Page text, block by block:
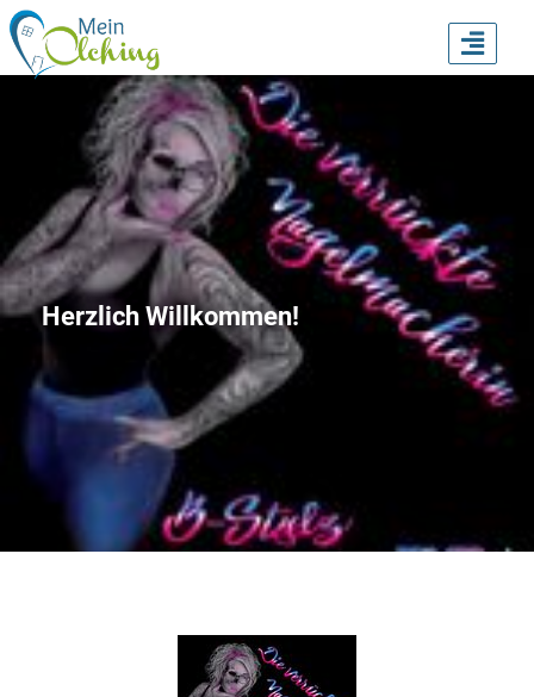
Herzlich Willkommen!